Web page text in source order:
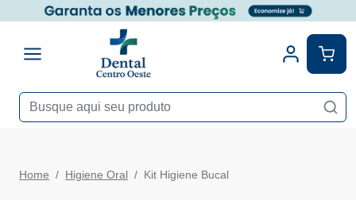
Home Higiene Oral Kit Higiene Bucal